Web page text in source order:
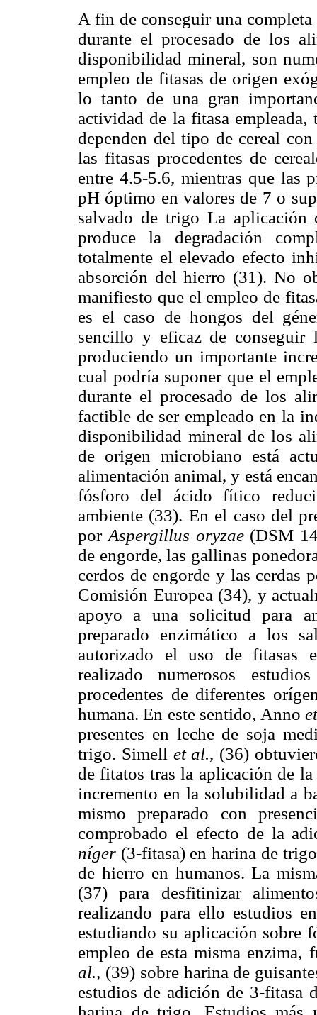
A fin de conseguir una
durante el procesado de los
disponibilidad mineral, son
empleo de fitasas de origen
lo tanto de una gran
actividad de la fitasa empleada,
dependen del tipo de cereal
las fitasas procedentes de
entre 4.5-5.6, mientras que las
pH óptimo en valores de 7 o
salvado de trigo La aplicación
produce la degradación
totalmente el elevado efecto
absorción del hierro (31). No
manifiesto que el empleo de
es el caso de hongos del
sencillo y eficaz de
produciendo un importante
cual podría suponer que el
durante el procesado de los
factible de ser empleado en la
disponibilidad mineral de los
de origen microbiano está
alimentación animal, y está
fósforo del ácido fítico
ambiente (33). En el caso del
por Aspergillus oryzae (DSM
de engorde, las gallinas
cerdos de engorde y las cerdas
Comisión Europea (34), y
apoyo a una solicitud para
preparado enzimático a los
autorizado el uso de fitasas
realizado numerosos
procedentes de diferentes
humana. En este sentido, Anno
presentes en leche de soja
trigo. Simell et al., (36)
de fitatos tras la aplicación de
incremento en la solubilidad a
mismo preparado con
comprobado el efecto de la
níger (3-fitasa) en harina de
de hierro en humanos. La
(37) para desfitinizar
realizando para ello estudios
estudiando su aplicación sobre
empleo de esta misma enzima,
al., (39) sobre harina de
estudios de adición de 3-fitasa